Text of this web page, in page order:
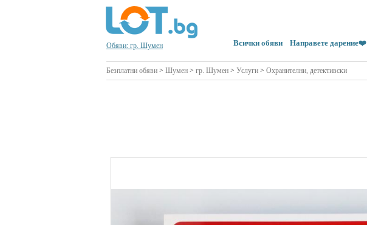
Обяви: гр. Шумен Всички обяви Направете дарение❤️
Безплатни обяви > Шумен > гр. Шумен > Услуги > Охранителни, детективски